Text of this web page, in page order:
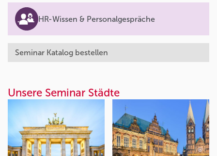
HR-Wissen & Personalgespräche
Seminar Katalog bestellen
Unsere Seminar Städte